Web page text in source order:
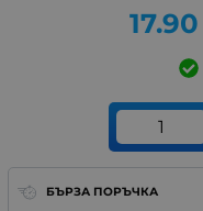
17.90
БЪРЗА ПОРЪЧКА